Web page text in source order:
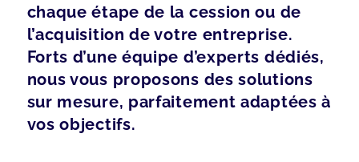
chaque étape de la cession ou de
l’acquisition de votre entreprise.
Forts d’une équipe d’experts dédiés,
nous vous proposons des solutions
sur mesure, parfaitement adaptées à
vos objectifs.